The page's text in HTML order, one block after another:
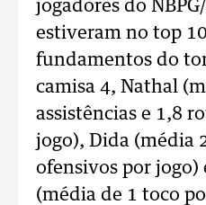
jogadores do
estiveram no top
fundamentos do
camisa 4, Nathal
assistências e 1,8
jogo), Dida (média
ofensivos por jogo)
(média de 1 toco